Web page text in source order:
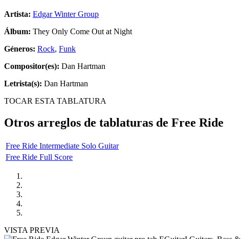
Artista: Edgar Winter Group
Álbum: They Only Come Out at Night
Géneros: Rock, Funk
Compositor(es): Dan Hartman
Letrista(s): Dan Hartman
TOCAR ESTA TABLATURA
Otros arreglos de tablaturas de Free Ride
Free Ride Intermediate Solo Guitar
Free Ride Full Score
VISTA PREVIA